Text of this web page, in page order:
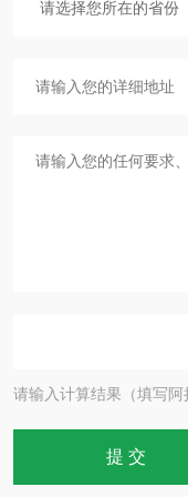
请输入计算结果（填写